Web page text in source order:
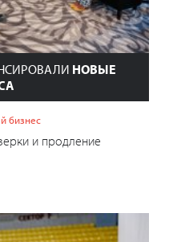
НОВЫЕ
бизнес
и продление